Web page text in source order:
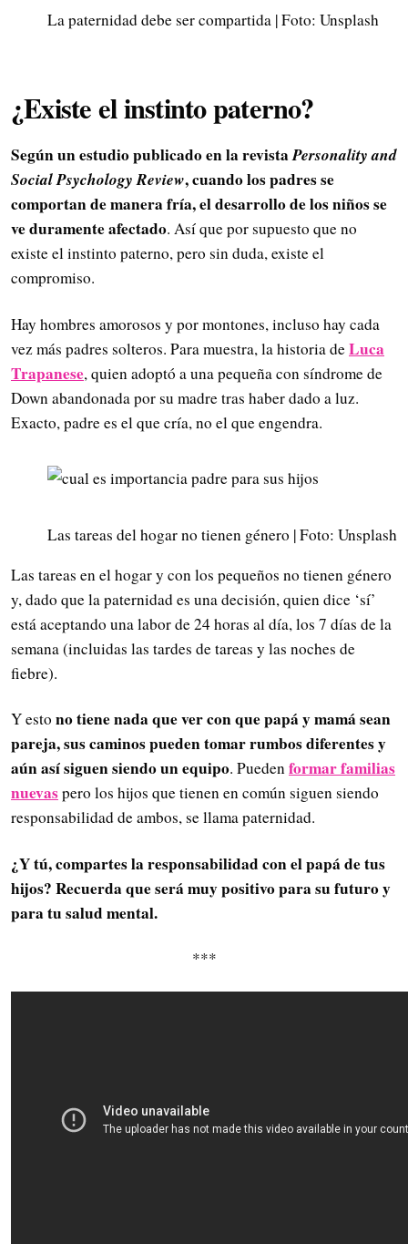
La paternidad debe ser compartida | Foto: Unsplash
¿Existe el instinto paterno?
Según un estudio publicado en la revistaPersonality and
Social Psychology Review, cuando los padres se
comportan de manera fría, el desarrollo de los niños se
ve duramente afectado. Así que por supuesto que no
existe el instinto paterno, pero sin duda, existe el
compromiso.
Hay hombres amorosos y por montones, incluso hay cada
vez más padres solteros. Para muestra, la historia deLuca
Trapanese, quien adoptó a una pequeña con síndrome de
Down abandonada por su madre tras haber dado a luz.
Exacto, padre es el que cría, no el que engendra.
Las tareas del hogar no tienen género | Foto: Unsplash
Las tareas en el hogar y con los pequeños no tienen género
y, dado que la paternidad es una decisión, quien dice ‘sí’
está aceptando una labor de 24 horas al día, los 7 días de la
semana (incluidas las tardes de tareas y las noches de
fiebre).
Y esto no tiene nada que ver con que papá y mamá sean
pareja, sus caminos pueden tomar rumbos diferentes y
aún así siguen siendo un equipo. Puedenformar familias
nuevaspero los hijos que tienen en común siguen siendo
responsabilidad de ambos, se llama paternidad.
¿Y tú, compartes la responsabilidad con el papá de tus
hijos? Recuerda que será muy positivo para su futuro y
para tu salud mental.
***